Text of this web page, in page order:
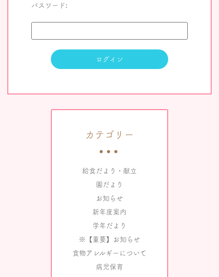
パスワード:
カテゴリー
給食だより・献立
園だより
お知らせ
新年度案内
学年だより
※【重要】お知らせ
食物アレルギーについて
病児保育